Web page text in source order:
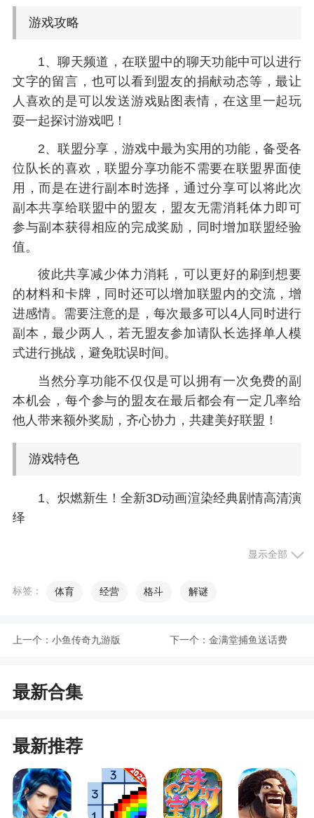
游戏攻略
1、聊天频道，在联盟中的聊天功能中可以进行
文字的留言，也可以看到盟友的捐献动态等，最让
人喜欢的是可以发送游戏贴图表情，在这里一起玩
耍一起探讨游戏吧！
2、联盟分享，游戏中最为实用的功能，备受各
位队长的喜欢，联盟分享功能不需要在联盟界面使
用，而是在进行副本时选择，通过分享可以将此次
副本共享给联盟中的盟友，盟友无需消耗体力即可
参与副本获得相应的完成奖励，同时增加联盟经验
值。
彼此共享减少体力消耗，可以更好的刷到想要
的材料和卡牌，同时还可以增加联盟内的交流，增
进感情。需要注意的是，每次最多可以4人同时进行
副本，最少两人，若无盟友参加请队长选择单人模
式进行挑战，避免耽误时间。
当然分享功能不仅仅是可以拥有一次免费的副
本机会，每个参与的盟友在最后都会有一定几率给
他人带来额外奖励，齐心协力，共建美好联盟！
游戏特色
1、炽燃新生！全新3D动画渲染经典剧情高清演
绎
击冠军奖杯，实现足球梦想
小编评价
受闯关后的感觉现已经把其他游戏卸载强烈五星推
荐
2、游戏动画，配音，模型，必杀技的都不错。
可惜是网游，而且一个人物多个版本，很鸡肋，完
显示全部
标签： 体育 经营 格斗 解谜
上一个： 小鱼传奇九游版 下一个： 金满堂捕鱼送话费
最新合集
最新推荐